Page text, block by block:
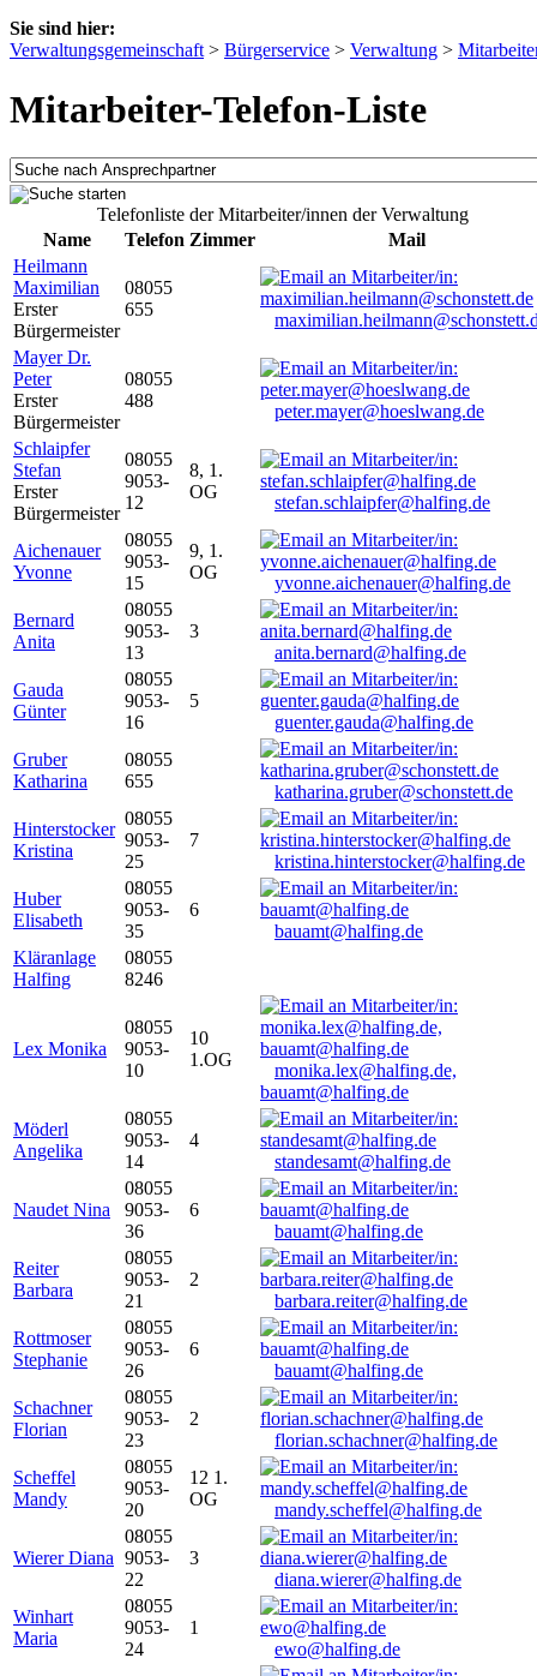
Sie sind hier:
Verwaltungsgemeinschaft > Bürgerservice > Verwaltung >
Mitarbeiter-Telefon-Liste
Telefonliste der Mitarbeiter/innen der Verwaltung
Name
Telefon Zimmer
Mail
Heilmann
Maximilian
Erster
Bürgermeister
08055
655
Mayer Dr.
Peter
Erster
Bürgermeister
08055
488
peter.mayer@hoeslwang.de
Schlaipfer
Stefan
Erster
Bürgermeister
08055
9053-
12
8, 1.
OG
stefan.schlaipfer@halfing.de
Aichenauer
Yvonne
08055
9053-
15
9, 1.
OG
yvonne.aichenauer@halfing.de
Bernard
Anita
08055
9053-
13
3
anita.bernard@halfing.de
Gauda
Günter
08055
9053-
16
5
guenter.gauda@halfing.de
Gruber
Katharina
08055
655
katharina.gruber@schonstett.de
Hinterstocker
Kristina
08055
9053-
25
7
kristina.hinterstocker@halfing.de
Huber
Elisabeth
08055
9053-
35
6
bauamt@halfing.de
Kläranlage
Halfing
08055
8246
Lex Monika
08055
9053-
10
10
1.OG
monika.lex@halfing.de,
bauamt@halfing.de
Möderl
Angelika
08055
9053-
14
4
standesamt@halfing.de
Naudet Nina
08055
9053-
36
6
bauamt@halfing.de
Reiter
Barbara
08055
9053-
21
2
barbara.reiter@halfing.de
Rottmoser
Stephanie
08055
9053-
26
6
bauamt@halfing.de
Schachner
Florian
08055
9053-
23
2
florian.schachner@halfing.de
Scheffel
Mandy
08055
9053-
20
12 1.
OG
mandy.scheffel@halfing.de
Wierer Diana
08055
9053-
22
3
diana.wierer@halfing.de
Winhart
Maria
08055
9053-
24
1
ewo@halfing.de